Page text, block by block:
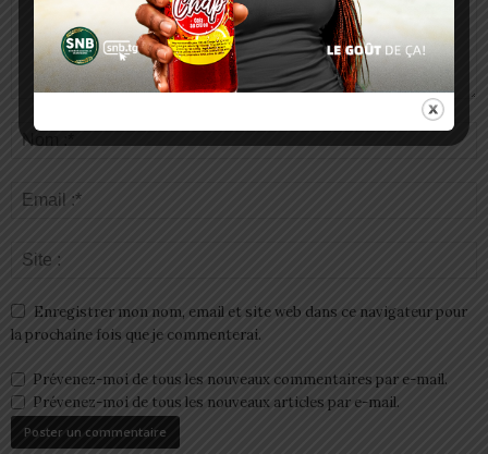
Enregistrer mon nom, email et site web dans ce navigateur pour
la prochaine fois que je commenterai.
Prévenez-moi de tous les nouveaux commentaires par e-mail.
Prévenez-moi de tous les nouveaux articles par e-mail.